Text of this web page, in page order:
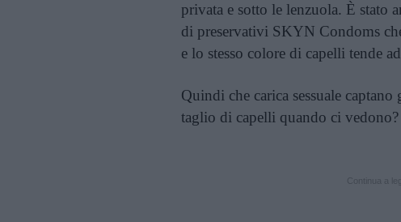
privata e sotto le lenzuola. È stato
di preservativi SKYN Condoms
e lo stesso colore di capelli tende
Quindi che carica sessuale
taglio di capelli quando ci